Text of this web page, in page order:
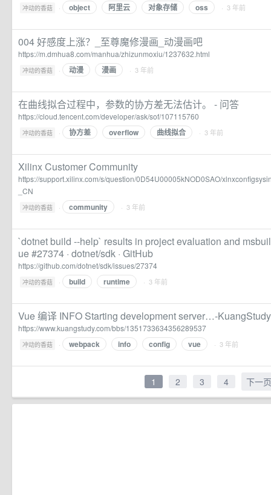
冲动的香菇 · object 阿里云 对象存储 oss · 3 年前
004 好感度上涨？_至尊魔修漫画_动漫画吧
https://m.dmhua8.com/manhua/zhizunmoxiu/1237632.html
冲动的香菇 · 动漫 漫画 · 3 年前
在曲线拟合过程中，参数的协方差无法估计。 - 问答
https://cloud.tencent.com/developer/ask/sof/107115760
冲动的香菇 · 协方差 overflow 曲线拟合 · 3 年前
Xilinx Customer Community
https://support.xilinx.com/s/question/0D54U00005kNOD0SAO/
_CN
冲动的香菇 · community · 3 年前
`dotnet build --help` results in project evaluation and
ue #27374 · dotnet/sdk · GitHub
https://github.com/dotnet/sdk/issues/27374
冲动的香菇 · build runtime · 3 年前
Vue 编译 INFO Starting development server…-
https://www.kuangstudy.com/bbs/1351733634356289537
冲动的香菇 · webpack info config vue · 3 年前
1 2 3 4 下一页